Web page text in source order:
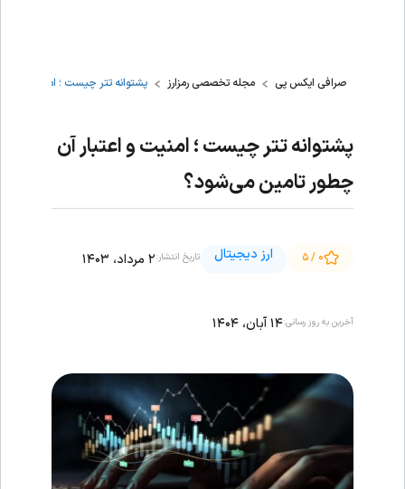
صرافی ایکس پی مجله تخصصی رمزارز پشتوانه تتر چیست ؛ امنیت و
پشتوانه تتر چیست ؛ امنیت و اعتبار آن
چطور تامین می‌شود؟
۰ / ۵ ارز دیجیتال تاریخ انتشار:۲ مرداد، ۱۴۰۳
آخرین به روز رسانی:۱۴ آبان، ۱۴۰۴